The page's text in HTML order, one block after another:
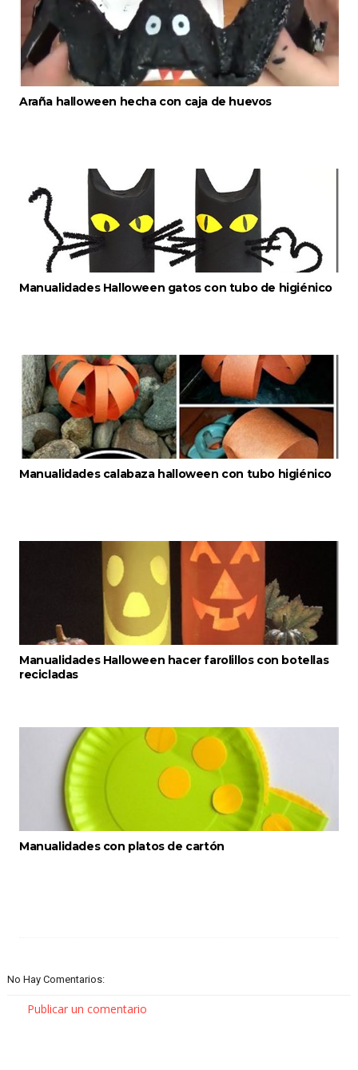
Araña halloween hecha con caja de huevos
Manualidades Halloween gatos con tubo de higiénico
Manualidades calabaza halloween con tubo higiénico
Manualidades Halloween hacer farolillos con botellas
recicladas
Manualidades con platos de cartón
No Hay Comentarios:
Publicar un comentario